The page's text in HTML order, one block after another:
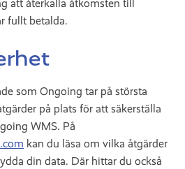
att återkalla åtkomsten till
fullt betalda.
som Ongoing tar på största
på plats för att säkerställa
WMS. På
kan du läsa om vilka åtgärder
din data. Där hittar du också